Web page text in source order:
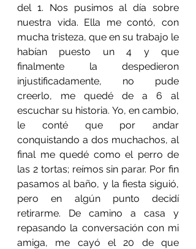
del 1. Nos pusimos al día sobre
nuestra vida. Ella me contó, con
mucha tristeza, que en su trabajo le
habían puesto un 4 y que
finalmente la despedieron
injustificadamente, no pude
creerlo, me quedé de a 6 al
escuchar su historia. Yo, en cambio,
le conté que por andar
conquistando a dos muchachos, al
final me quedé como el perro de
las 2 tortas; reímos sin parar. Por fin
pasamos al baño, y la fiesta siguió,
pero en algún punto decidí
retirarme. De camino a casa y
repasando la conversación con mi
amiga, me cayó el 20 de que